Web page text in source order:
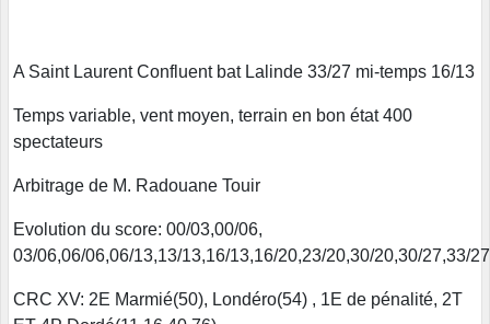
A Saint Laurent Confluent bat Lalinde 33/27 mi-temps 16/13
Temps variable, vent moyen, terrain en bon état 400
spectateurs
Arbitrage de M. Radouane Touir
Evolution du score: 00/03,00/06,
03/06,06/06,06/13,13/13,16/13,16/20,23/20,30/20,30/27,33/
CRC XV: 2E Marmié(50), Londéro(54) , 1E de pénalité, 2T